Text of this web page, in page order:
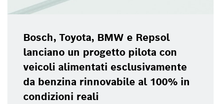
Bosch, Toyota, BMW e Repsol
lanciano un progetto pilota con
veicoli alimentati esclusivamente
da benzina rinnovabile al 100% in
condizioni reali